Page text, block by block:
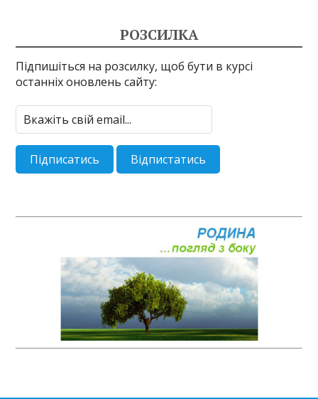
РОЗСИЛКА
Підпишіться на розсилку, щоб бути в курсі
останніх оновлень сайту: